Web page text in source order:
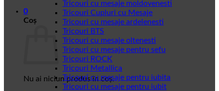
0
Coș
Nu ai niciun produs în coș.
Tricouri cu mesaje moldovenesti
Tricouri Cupluri cu Mesaje
Tricouri cu mesaje ardelenesti
Tricouri BTS
Tricouri cu mesaje oltenesti
Tricouri cu mesaje pentru sefu
Tricouri ROCK
Tricouri Metallica
Tricouri cu mesaje pentru iubita
Tricouri cu mesaje pentru iubit